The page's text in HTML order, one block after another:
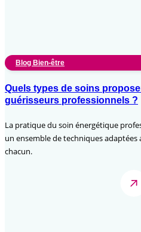
Blog Bien-être
Quels types de soins
guérisseurs professionnels ?
La pratique du soin énergétique
un ensemble de techniques adaptées
chacun.